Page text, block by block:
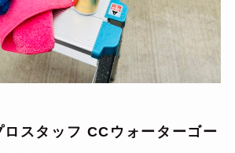
ロスタッフ CCウォーターゴー